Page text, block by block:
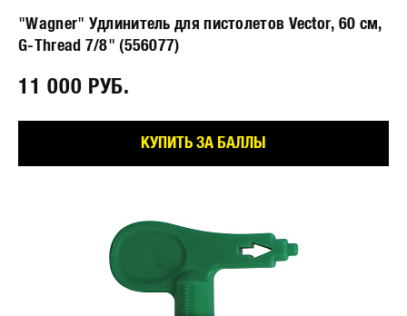
"Wagner" Удлинитель для пистолетов Vector, 60 см,
G-Thread 7/8" (556077)
11 000 РУБ.⠀
КУПИТЬ ЗА БАЛЛЫ